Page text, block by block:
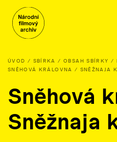
ÚVOD SBÍRKA OBSAH SBÍRKY
SNĚHOVÁ KRÁLOVNA / SNĚŽNAJA
Sněhová
Sněžnaja